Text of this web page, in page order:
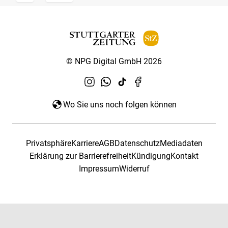
© NPG Digital GmbH 2026
Wo Sie uns noch folgen können
PrivatsphäreKarriereAGBDatenschutzMediadaten
Erklärung zur BarrierefreiheitKündigungKontakt
ImpressumWiderruf